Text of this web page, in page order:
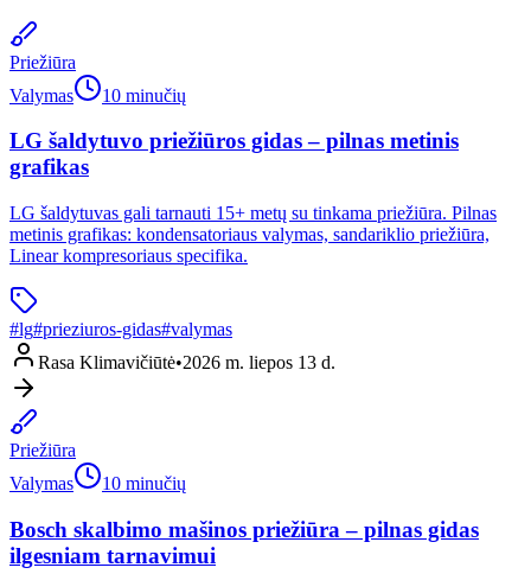
Priežiūra
Valymas
10 minučių
LG šaldytuvo priežiūros gidas – pilnas metinis
grafikas
LG šaldytuvas gali tarnauti 15+ metų su tinkama priežiūra. Pilnas
metinis grafikas: kondensatoriaus valymas, sandariklio priežiūra,
Linear kompresoriaus specifika.
#lg#prieziuros-gidas#valymas
Rasa Klimavičiūtė•2026 m. liepos 13 d.
Priežiūra
Valymas
10 minučių
Bosch skalbimo mašinos priežiūra – pilnas gidas
ilgesniam tarnavimui